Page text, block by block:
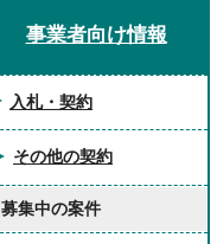
事業者向け情報
入札・契約
その他の契約
募集中の案件